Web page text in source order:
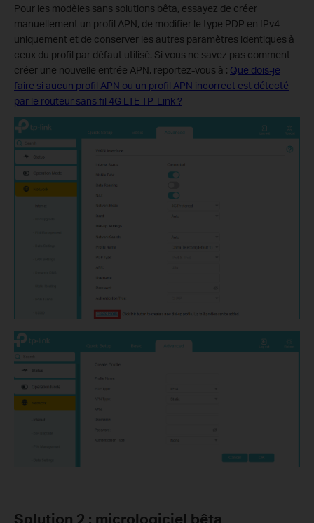
Pour les modèles sans solutions bêta, essayez de créer
manuellement un profil APN, de modifier le type PDP en IPv4
uniquement et de conserver les autres paramètres identiques à
ceux du profil par défaut utilisé. Si vous ne savez pas comment
créer une nouvelle entrée APN, reportez-vous à : Que dois-je
faire si aucun profil APN ou un profil APN incorrect est détecté
par le routeur sans fil 4G LTE TP-Link ?
Solution 2 : micrologiciel bêta